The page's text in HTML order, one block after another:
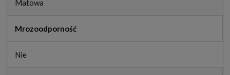
Matowa
Mrozoodporność
Nie